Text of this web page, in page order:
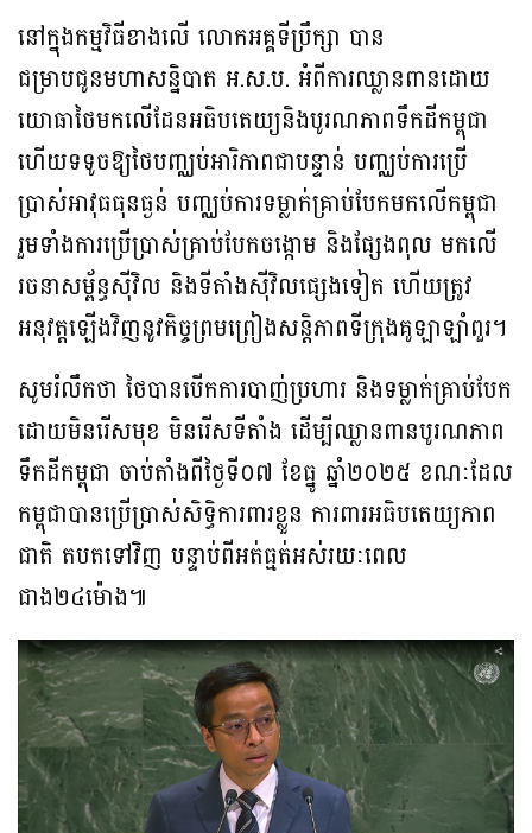
នៅក្នុងកម្មវិធីខាងលើ លោកអគ្គទីប្រឹក្សា បាន
ជម្រាបជូនមហាសន្និបាត អ.ស.ប. អំពីការឈ្លានពានដោយ
យោធាថៃមកលើដែនអធិបតេយ្យនិងបូរណភាពទឹកដីកម្ពុជា
ហើយទទូចឱ្យថៃបញ្ឈប់អារិភាពជាបន្ទាន់ បញ្ឈប់ការប្រើ
ប្រាស់អាវុធធុនធ្ងន់ បញ្ឈប់ការទម្លាក់គ្រាប់បែកមកលើកម្ពុជា
រួមទាំងការប្រើប្រាស់គ្រាប់បែកចង្កោម និងផ្សែងពុល មកលើ
រចនាសម្ព័ន្ធស៊ីវិល និងទីតាំងស៊ីវិលផ្សេងទៀត ហើយត្រូវ
អនុវត្តឡើងវិញនូវកិច្ចព្រមព្រៀងសន្តិភាពទីក្រុងគូឡាឡាំពួរ។
សូមរំលឹកថា ថៃបានបើកការបាញ់ប្រហារ និងទម្លាក់គ្រាប់បែក
ដោយមិនរើសមុខ មិនរើសទីតាំង ដើម្បីឈ្លានពានបូរណភាព
ទឹកដីកម្ពុជា ចាប់តាំងពីថ្ងៃទី០៧ ខែធ្នូ ឆ្នាំ២០២៥ ខណៈដែល
កម្ពុជាបានប្រើប្រាស់សិទ្ធិការពារខ្លួន ការពារអធិបតេយ្យភាព
ជាតិ តបតទៅវិញ បន្ទាប់ពីអត់ធ្មត់អស់រយៈពេល
ជាង២៤ម៉ោង៕